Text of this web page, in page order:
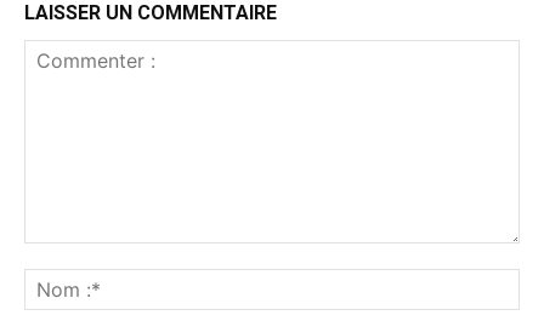
LAISSER UN COMMENTAIRE